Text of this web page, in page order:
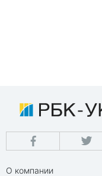
О компании